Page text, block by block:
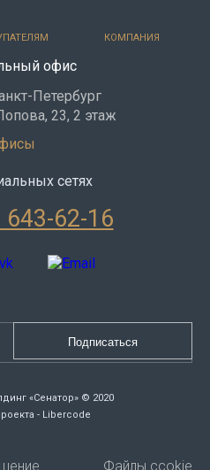
КОМПАНИЯ
офис
Петербург
23, 2 этаж
сетях
62-16
«Сенатор» © 2020
- Libercode
Файлы ccokie